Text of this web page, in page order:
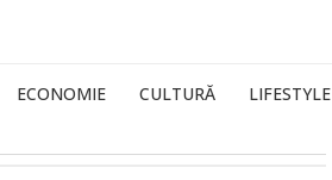
ECONOMIE CULTURĂ LIFESTYLE